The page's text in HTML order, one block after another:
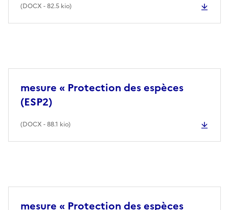
(DOCX - 82.5 kio)
mesure « Protection des espèces
(ESP2)
(DOCX - 88.1 kio)
mesure « Protection des espèces